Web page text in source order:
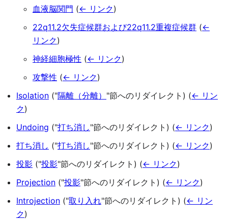
血液脳関門 (← リンク)
22q11.2欠失症候群および22q11.2重複症候群 (←
リンク)
神経細胞極性 (← リンク)
攻撃性 (← リンク)
Isolation ("隔離（分離） "節へのリダイレクト) (← リン
ク)
Undoing ("打ち消し"節へのリダイレクト) (← リンク)
打ち消し ("打ち消し"節へのリダイレクト) (← リンク)
投影 ("投影"節へのリダイレクト) (← リンク)
Projection ("投影"節へのリダイレクト) (← リンク)
Introjection ("取り入れ"節へのリダイレクト) (← リン
ク)